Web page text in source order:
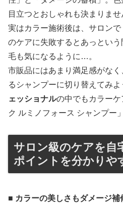
目立つとおしゃれも決まりませ
実はカラー施術後は、サロン
のケアに失敗するとあっとい
毛も気になるように…。
市販品にはあまり満足感がな
るシャンプーに切り替えてみよ
ェッショナルの中でもカラー
ク ルミノフォース シャンプー
サロン級のケアを
ポイントを分かりや
■ カラーの美しさもダメージ補